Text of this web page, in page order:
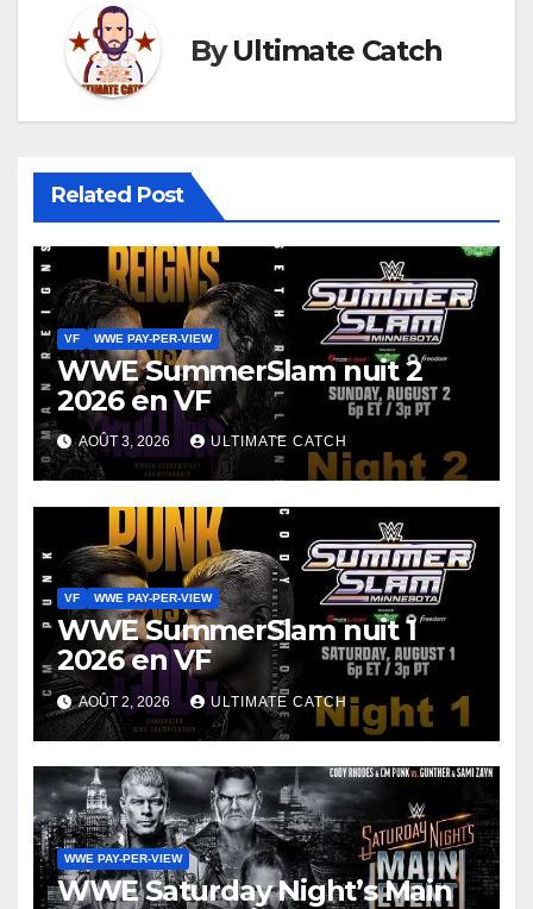
ByUltimate Catch
Related Post
VF WWE PAY-PER-VIEW
WWE SummerSlam nuit 2
2026 en VF
AOÛT 3, 2026 ULTIMATE CATCH
VF WWE PAY-PER-VIEW
WWE SummerSlam nuit 1
2026 en VF
AOÛT 2, 2026 ULTIMATE CATCH
WWE PAY-PER-VIEW
WWE Saturday Night’s Main